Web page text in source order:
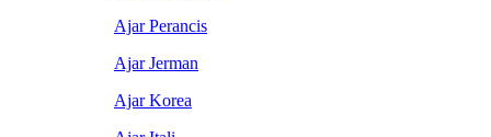
Ajar Perancis
Ajar Jerman
Ajar Korea